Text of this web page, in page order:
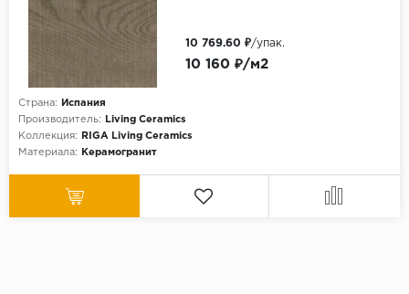
Страна:
Испания
Производитель:
Living Ceramics
Коллекция:
RIGA Living Ceramics
Материала:
Керамогранит
10 160 ₽/м2
10 769.60 ₽/упак.